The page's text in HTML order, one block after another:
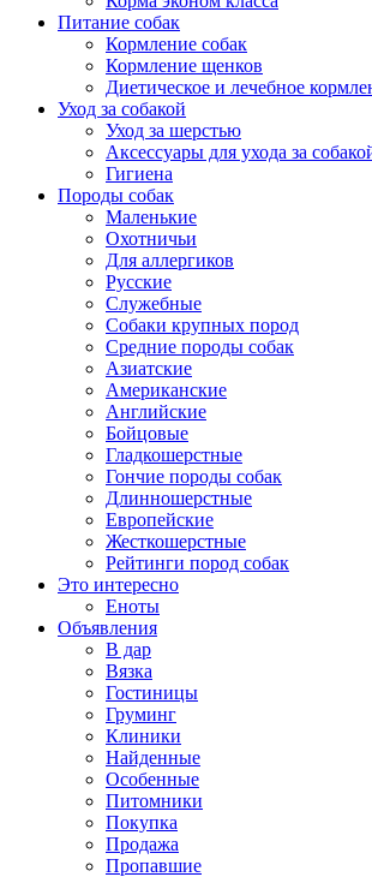
Питание собак
Кормление собак
Кормление щенков
Диетическое и лечебное
Уход за собакой
Уход за шерстью
Аксессуары для ухода за
Гигиена
Породы собак
Маленькие
Охотничьи
Для аллергиков
Русские
Служебные
Собаки крупных пород
Средние породы собак
Азиатские
Американские
Английские
Бойцовые
Гладкошерстные
Гончие породы собак
Длинношерстные
Европейские
Жесткошерстные
Рейтинги пород собак
Это интересно
Еноты
Объявления
В дар
Вязка
Гостиницы
Груминг
Клиники
Найденные
Особенные
Питомники
Покупка
Продажа
Пропавшие